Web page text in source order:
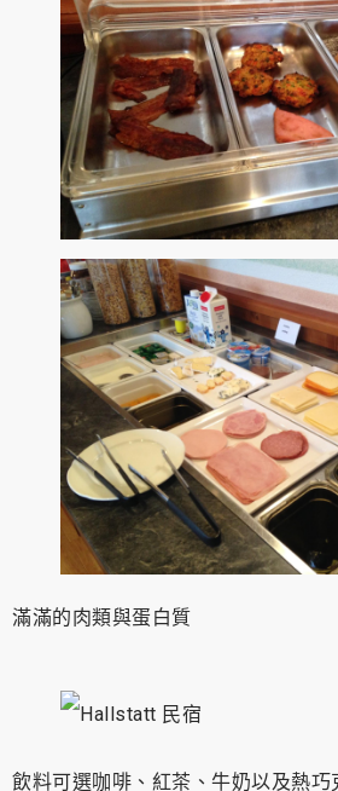
滿滿的肉類與蛋白質
飲料可選咖啡、紅茶、牛奶以及熱巧